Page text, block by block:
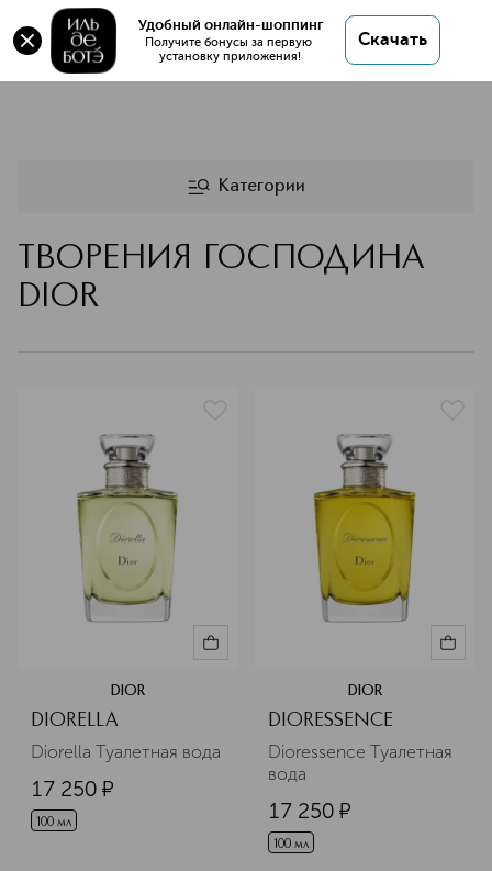
Удобный онлайн-шоппинг
Получите бонусы за первую
установку приложения!
Скачать
Категории
ТВОРЕНИЯ ГОСПОДИНА
DIOR
DIOR
DIORELLA
Diorella Туалетная вода
17 250 ¤
100 мл
DIOR
DIORESSENCE
Dioressence Туалетная
вода
17 250 ¤
100 мл